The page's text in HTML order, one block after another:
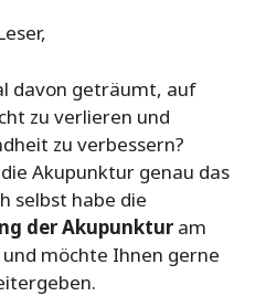
davon geträumt, auf
zu verlieren und
zu verbessern?
Akupunktur genau das
selbst habe die
der Akupunkturam
möchte Ihnen gerne